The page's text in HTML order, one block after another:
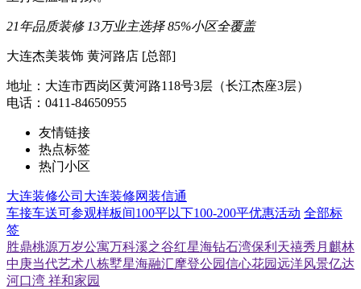
21年品质装修 13万业主选择 85%小区全覆盖
大连杰美装饰 黄河路店 [总部]
地址：大连市西岗区黄河路118号3层（长江杰座3层）
电话：0411-84650955
友情链接
热点标签
热门小区
大连装修公司 大连装修网装信通
车接车送可参观样板间100平以下100-200平优惠活动 全部标
签
胜鼎桃源万岁公寓万科溪之谷红星海钻石湾保利天禧秀月麒林
中庚当代艺术八栋墅星海融汇摩登公园信心花园远洋风景亿达
河口湾 祥和家园